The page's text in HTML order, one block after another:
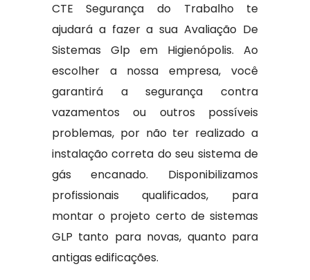
CTE Segurança do Trabalho te
ajudará a fazer a sua Avaliação De
Sistemas Glp em Higienópolis. Ao
escolher a nossa empresa, você
garantirá a segurança contra
vazamentos ou outros possíveis
problemas, por não ter realizado a
instalação correta do seu sistema de
gás encanado. Disponibilizamos
profissionais qualificados, para
montar o projeto certo de sistemas
GLP tanto para novas, quanto para
antigas edificações.